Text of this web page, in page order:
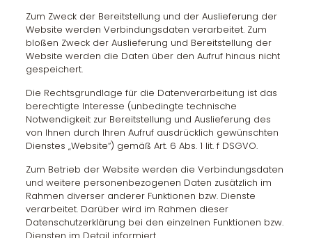
Zum Zweck der Bereitstellung und der Auslieferung der
Website werden Verbindungsdaten verarbeitet. Zum
bloßen Zweck der Auslieferung und Bereitstellung der
Website werden die Daten über den Aufruf hinaus nicht
gespeichert.
Die Rechtsgrundlage für die Datenverarbeitung ist das
berechtigte Interesse (unbedingte technische
Notwendigkeit zur Bereitstellung und Auslieferung des
von Ihnen durch Ihren Aufruf ausdrücklich gewünschten
Dienstes „Website“) gemäß Art. 6 Abs. 1 lit. f DSGVO.
Zum Betrieb der Website werden die Verbindungsdaten
und weitere personenbezogenen Daten zusätzlich im
Rahmen diverser anderer Funktionen bzw. Dienste
verarbeitet. Darüber wird im Rahmen dieser
Datenschutzerklärung bei den einzelnen Funktionen bzw.